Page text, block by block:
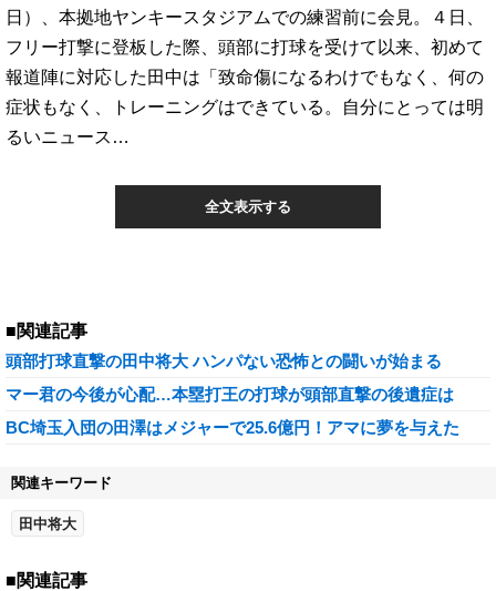
日）、本拠地ヤンキースタジアムでの練習前に会見。４日、
フリー打撃に登板した際、頭部に打球を受けて以来、初めて
報道陣に対応した田中は「致命傷になるわけでもなく、何の
症状もなく、トレーニングはできている。自分にとっては明
るいニュース…
全文表示する
■関連記事
頭部打球直撃の田中将大 ハンパない恐怖との闘いが始まる
マー君の今後が心配…本塁打王の打球が頭部直撃の後遺症は
BC埼玉入団の田澤はメジャーで25.6億円！アマに夢を与えた
関連キーワード
田中将大
■関連記事